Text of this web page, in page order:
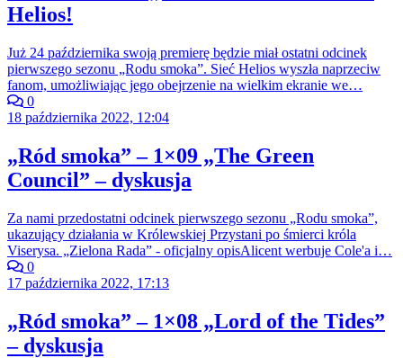
Helios!
Już 24 października swoją premierę będzie miał ostatni odcinek
pierwszego sezonu „Rodu smoka”. Sieć Helios wyszła naprzeciw
fanom, umożliwiając jego obejrzenie na wielkim ekranie we…
0
18 października 2022, 12:04
„Ród smoka” – 1×09 „The Green
Council” – dyskusja
Za nami przedostatni odcinek pierwszego sezonu „Rodu smoka”,
ukazujący działania w Królewskiej Przystani po śmierci króla
Viserysa. „Zielona Rada” - oficjalny opisAlicent werbuje Cole'a i…
0
17 października 2022, 17:13
„Ród smoka” – 1×08 „Lord of the Tides”
– dyskusja